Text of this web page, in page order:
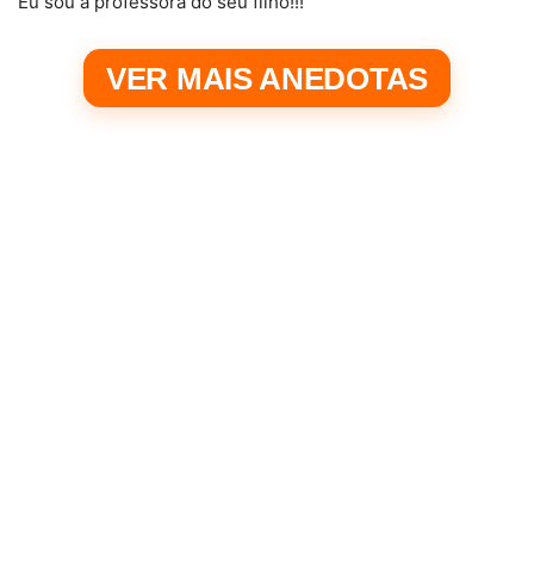
VER MAIS ANEDOTAS